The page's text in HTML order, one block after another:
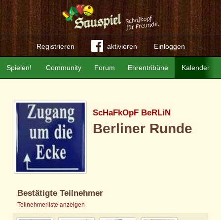
Registrieren aktivieren Einloggen
Community Forum Ehrentribüne Kalender
Spielen!
ScHaFkOpF BeRLiN
Berliner Runde
Bestätigte Teilnehmer
Teilnehmerliste anzeigen